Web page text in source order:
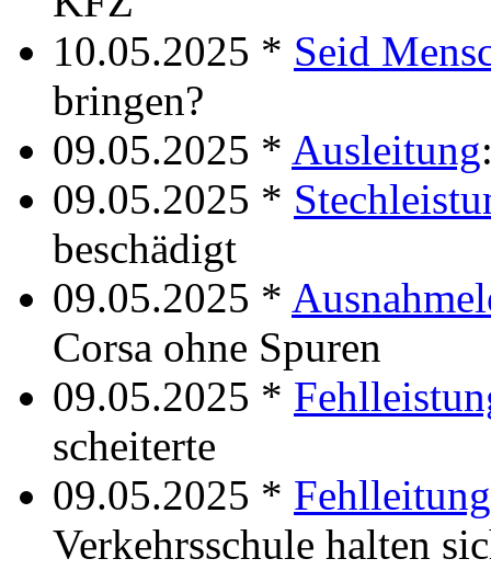
10.05.2025 * Seid
bringen?
09.05.2025 * Ausleitung
09.05.2025 *
beschädigt
09.05.2025 *
Corsa ohne Spuren
09.05.2025 *
scheiterte
09.05.2025 * Fehlleitung
Verkehrsschule halten